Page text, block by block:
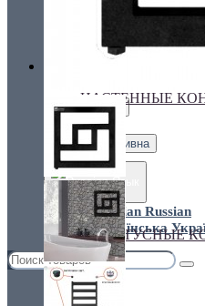
€ Euro
грн. Гривна
Язык
Russian
НАСТЕННЫЕ
ПЛИНТУСНЫЕ